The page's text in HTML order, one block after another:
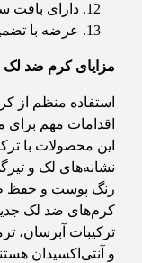
دارای
عرضه با
مزایای کرم ضد
استفاده منظم از
اقدامات مهم
این محصولات با
نشانه‌های لک و
رنگ پوست و حفظ
کرم‌های ضد لک
ترکیبات آبرسان،
و آنتی‌اکسیدان